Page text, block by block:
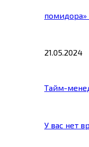
помидора»
21.05.2024
Тайм-
У вас нет